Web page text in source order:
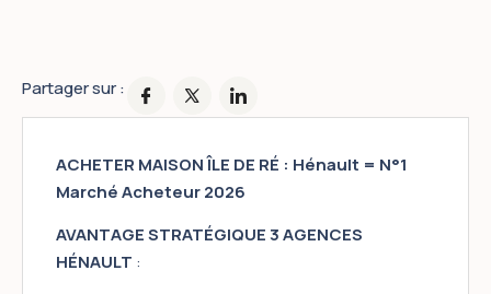
Partager sur :
ACHETER MAISON ÎLE DE RÉ : Hénault = N°1
Marché Acheteur 2026
AVANTAGE STRATÉGIQUE 3 AGENCES
HÉNAULT :